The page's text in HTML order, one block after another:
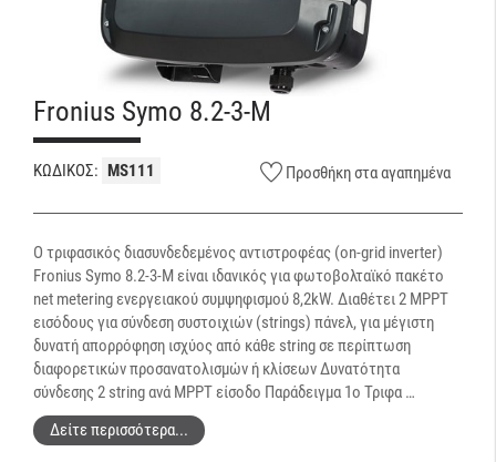
Fronius Symo 8.2-3-M
ΚΩΔΙΚΟΣ: MS111 Προσθήκη στα αγαπημένα
Ο τριφασικός διασυνδεδεμένος αντιστροφέας (on-grid inverter)
Fronius Symo 8.2-3-M είναι ιδανικός για φωτοβολταϊκό πακέτο
net metering ενεργειακού συμψηφισμού 8,2kW. Διαθέτει 2 MPPT
εισόδους για σύνδεση συστοιχιών (strings) πάνελ, για μέγιστη
δυνατή απορρόφηση ισχύος από κάθε string σε περίπτωση
διαφορετικών προσανατολισμών ή κλίσεων Δυνατότητα
σύνδεσης 2 string ανά MPPT είσοδο Παράδειγμα 1o Τριφα …
Δείτε περισσότερα...